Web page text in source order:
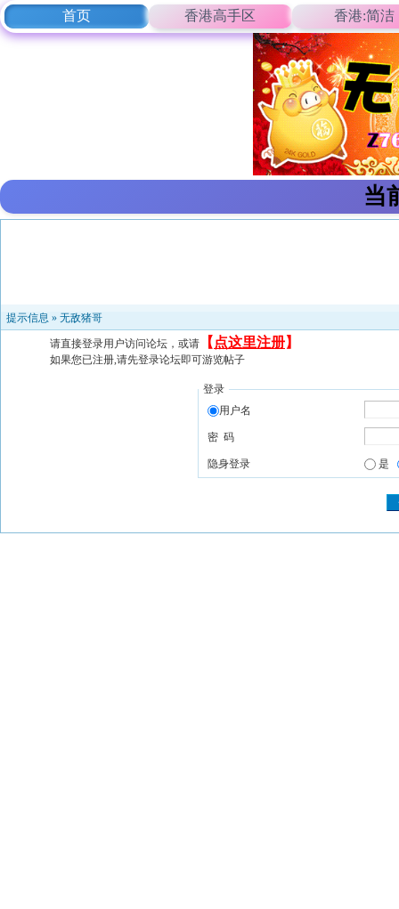
首页 香港高手区 香港:简洁
当
提示信息 » 无敌猪哥
请直接登录用户访问论坛，或请 【 点这里注册】
如果您已注册,请先登录论坛即可游览帖子
登录
用户名
密 码
隐身登录 是